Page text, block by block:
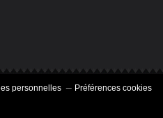
personnelles Préférences cookies